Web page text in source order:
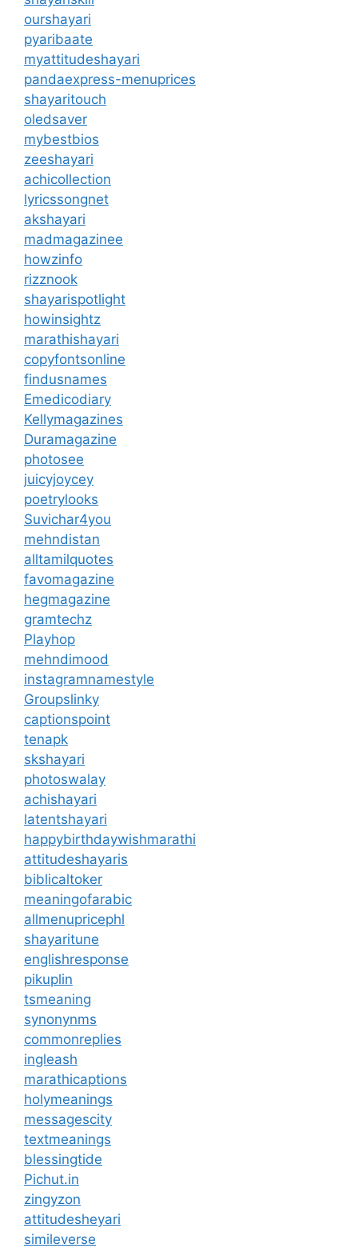
ourshayari
pyaribaate
myattitudeshayari
pandaexpress-menuprices
shayaritouch
oledsaver
mybestbios
zeeshayari
achicollection
lyricssongnet
akshayari
madmagazinee
howzinfo
rizznook
shayarispotlight
howinsightz
marathishayari
copyfontsonline
findusnames
Emedicodiary
Kellymagazines
Duramagazine
photosee
juicyjoycey
poetrylooks
Suvichar4you
mehndistan
alltamilquotes
favomagazine
hegmagazine
gramtechz
Playhop
mehndimood
instagramnamestyle
Groupslinky
captionspoint
tenapk
skshayari
photoswalay
achishayari
latentshayari
happybirthdaywishmarathi
attitudeshayaris
biblicaltoker
meaningofarabic
allmenupricephl
shayaritune
englishresponse
pikuplin
tsmeaning
synonynms
commonreplies
ingleash
marathicaptions
holymeanings
messagescity
textmeanings
blessingtide
Pichut.in
zingyzon
attitudesheyari
simileverse